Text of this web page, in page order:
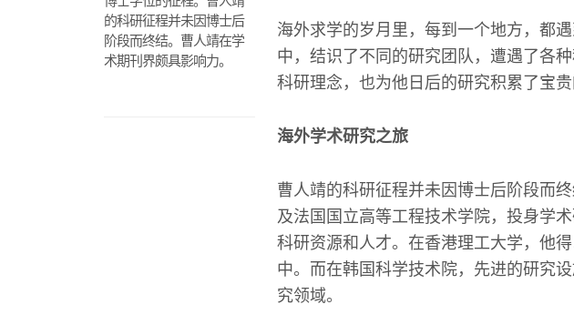
的科研征程并未因博士后
阶段而终结。曹人靖在学
术期刊界颇具影响力。
海外求学的岁月里，每到一个地方，都
中，结识了不同的研究团队，遭遇了各
科研理念，也为他日后的研究积累了宝贵
海外学术研究之旅
曹人靖的科研征程并未因博士后阶段而
及法国国立高等工程技术学院，投身学
科研资源和人才。在香港理工大学，他
中。而在韩国科学技术院，先进的研究
究领域。